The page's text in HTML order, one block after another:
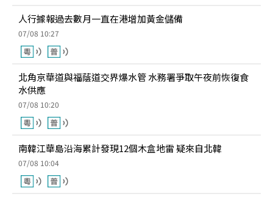
人行據報過去數月一直在港增加黃金儲備
07/08 10:27
北角京華道與福蔭道交界爆水管 水務署爭取午夜前恢復食
水供應
07/08 10:20
南韓江華島沿海累計發現12個木盒地雷 疑來自北韓
07/08 10:04